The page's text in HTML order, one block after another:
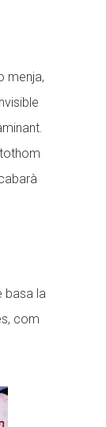
menja,
basa la
com